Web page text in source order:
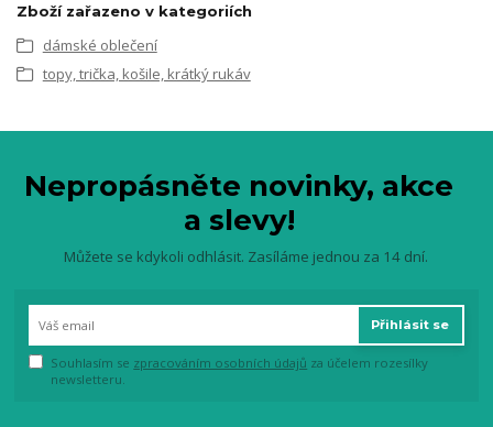
Zboží zařazeno v kategoriích
dámské oblečení
topy, trička, košile, krátký rukáv
Nepropásněte novinky, akce
a slevy!
Můžete se kdykoli odhlásit. Zasíláme jednou za 14 dní.
Přihlásit se
Souhlasím se zpracováním osobních údajů za účelem rozesílky
newsletteru.